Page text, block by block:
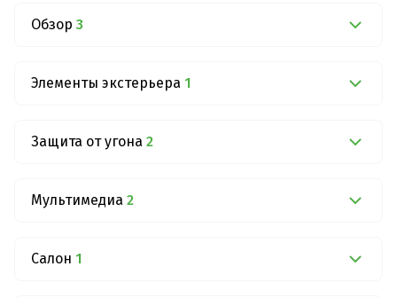
Обзор 3
Элементы экстерьера 1
Защита от угона 2
Мультимедиа 2
Салон 1